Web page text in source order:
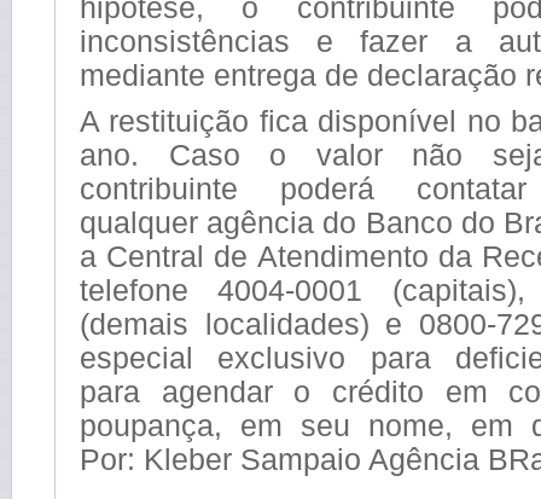
hipótese, o contribuinte
inconsistências e fazer a
mediante entrega de declaração
A restituição fica disponível no
ano. Caso o valor não
contribuinte poderá contatar
qualquer agência do Banco do
a Central de Atendimento da
telefone 4004-0001 (capitais),
(demais localidades) e 0800-
especial exclusivo para
para agendar o crédito em
poupança, em seu nome, em
Por: Kleber Sampaio Agência